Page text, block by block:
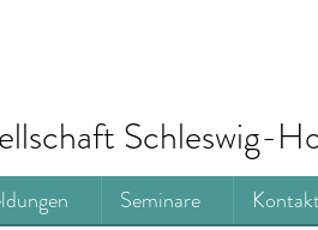
Seminare
Schleswig-